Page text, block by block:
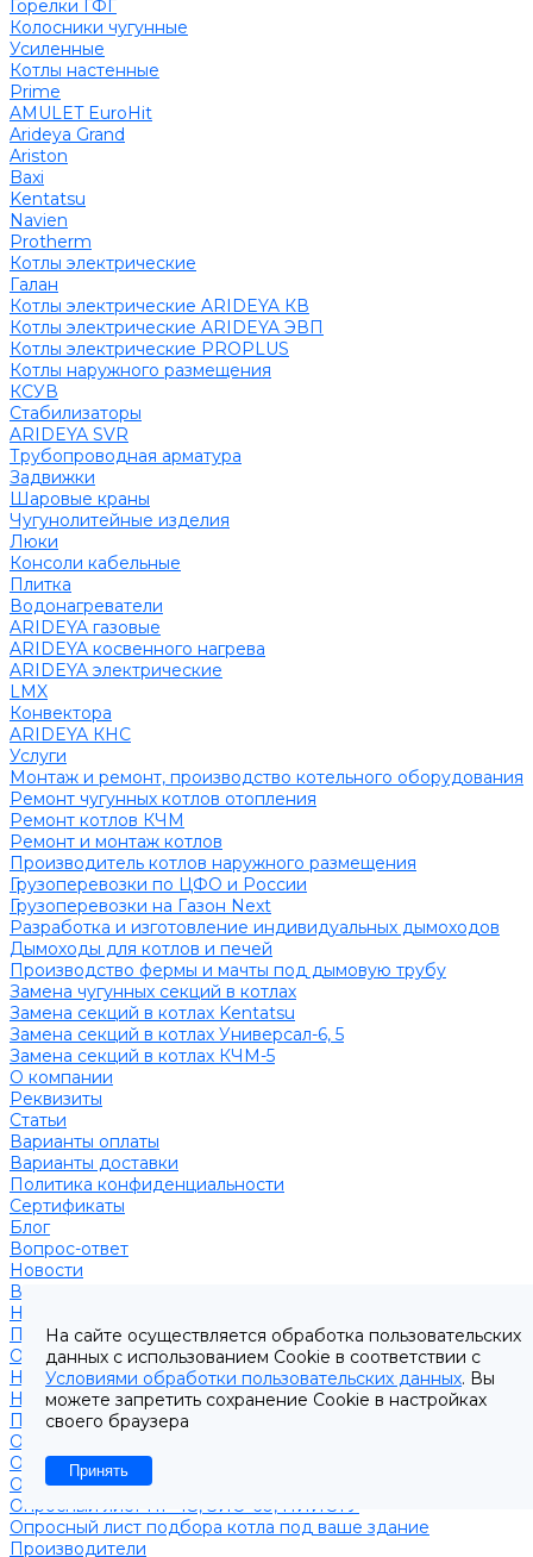
Горелки ГФГ
Колосники чугунные
Усиленные
Котлы настенные
Prime
AMULET EuroHit
Arideya Grand
Ariston
Baxi
Kentatsu
Navien
Protherm
Котлы электрические
Галан
Котлы электрические ARIDEYA КВ
Котлы электрические ARIDEYA ЭВП
Котлы электрические PROPLUS
Котлы наружного размещения
КСУВ
Стабилизаторы
ARIDEYA SVR
Трубопроводная арматура
Задвижки
Шаровые краны
Чугунолитейные изделия
Люки
Консоли кабельные
Плитка
Водонагреватели
ARIDEYA газовые
ARIDEYA косвенного нагрева
ARIDEYA электрические
LMX
Конвектора
ARIDEYA КНС
Услуги
Монтаж и ремонт, производство котельного оборудования
Ремонт чугунных котлов отопления
Ремонт котлов КЧМ
Ремонт и монтаж котлов
Производитель котлов наружного размещения
Грузоперевозки по ЦФО и России
Грузоперевозки на Газон Next
Разработка и изготовление индивидуальных дымоходов
Дымоходы для котлов и печей
Производство фермы и мачты под дымовую трубу
Замена чугунных секций в котлах
Замена секций в котлах Kentatsu
Замена секций в котлах Универсал-6, 5
Замена секций в котлах КЧМ-5
О компании
Реквизиты
Статьи
Варианты оплаты
Варианты доставки
Политика конфиденциальности
Сертификаты
Блог
Вопрос-ответ
Новости
Видео
Наша Команда
Примеры поставок
Отзывы
На Яндексе
На Google
Подбор котла
Опросный лист уличные котлы
Опросный лист дымовая труба
Опросный лист пакет КЧМ
Опросный лист НР-18, ЗИО-60, НИИСТУ
Опросный лист подбора котла под ваше здание
Производители
На сайте осуществляется обработка пользовательских
данных с использованием Cookie в соответствии с
Условиями обработки пользовательских данных. Вы
можете запретить сохранение Cookie в настройках
своего браузера
Принять